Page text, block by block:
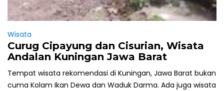
Wisata
Curug Cipayung dan Cisurian, Wisata
Andalan Kuningan Jawa Barat
Tempat wisata rekomendasi di Kuningan, Jawa Barat bukan
cuma Kolam Ikan Dewa dan Waduk Darma. Ada juga wisata